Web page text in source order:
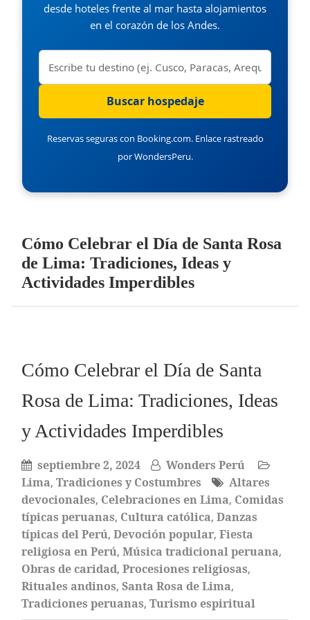
desde hoteles frente al mar hasta alojamientos
en el corazón de los Andes.
Reservas seguras con Booking.com. Enlace rastreado
por WondersPeru.
Cómo Celebrar el Día de Santa Rosa
de Lima: Tradiciones, Ideas y
Actividades Imperdibles
Cómo Celebrar el Día de Santa
Rosa de Lima: Tradiciones, Ideas
y Actividades Imperdibles
septiembre 2, 2024
Wonders Perú
Lima, Tradiciones y Costumbres
Altares
devocionales, Celebraciones en Lima, Comidas
típicas peruanas, Cultura católica, Danzas
típicas del Perú, Devoción popular, Fiesta
religiosa en Perú, Música tradicional peruana,
Obras de caridad, Procesiones religiosas,
Rituales andinos, Santa Rosa de Lima,
Tradiciones peruanas, Turismo espiritual